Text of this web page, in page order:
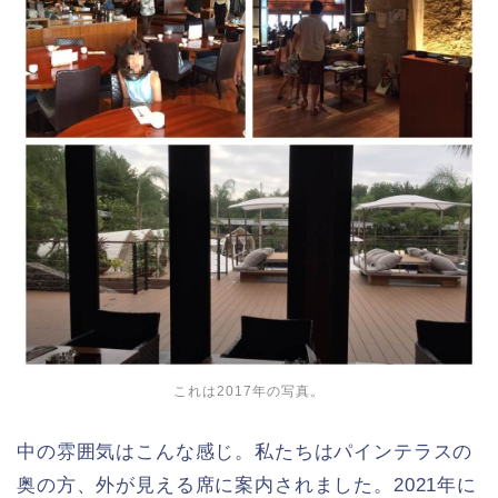
これは2017年の写真。
中の雰囲気はこんな感じ。私たちはパインテラスの
奥の方、外が見える席に案内されました。2021年に